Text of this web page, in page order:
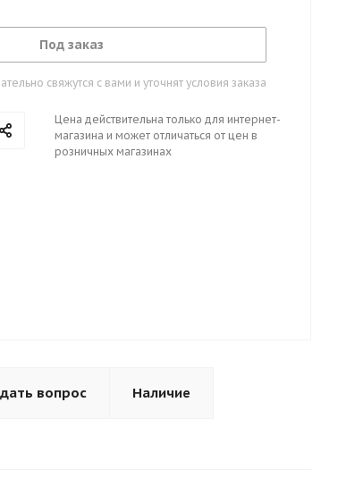
Под заказ
свяжутся с вами и уточнят условия заказа
Цена действительна только для интернет-
магазина и может отличаться от цен в
розничных магазинах
вопрос Наличие